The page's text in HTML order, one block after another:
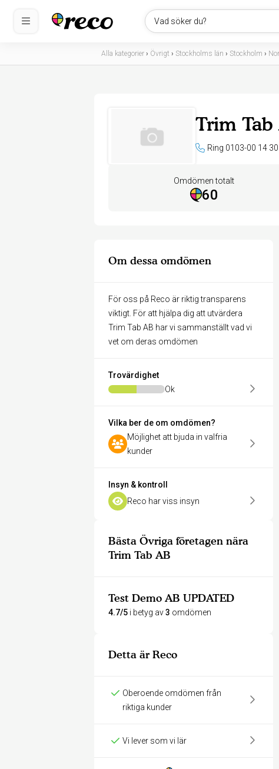
Vad söker du?
Alla kategorier › Övrigt › Stockholms län › Stockholm ›
Trim Tab
Ring 0103-00 14 30
Omdömen totalt
60
Om dessa omdömen
För oss på Reco är riktig transparens
viktigt. För att hjälpa dig att utvärdera
Trim Tab AB har vi sammanställt vad vi
vet om deras omdömen
Trovärdighet
Ok
Vilka ber de om omdömen?
Möjlighet att bjuda in valfria
kunder
Insyn & kontroll
Reco har viss insyn
Bästa Övriga företagen nära
Trim Tab AB
Test Demo AB UPDATED
4.7/5 i betyg av3 omdömen
Detta är Reco
Oberoende omdömen från
riktiga kunder
Vi lever som vi lär